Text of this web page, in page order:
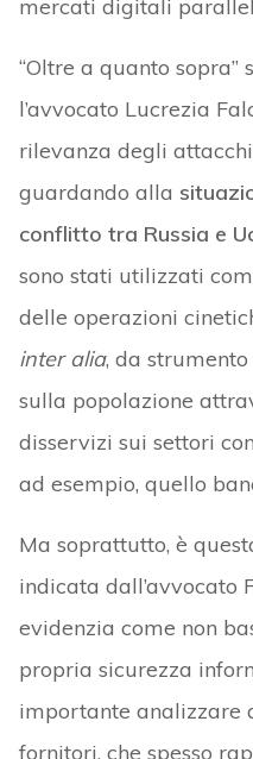
mercati digitali
“Oltre a quanto sopra”
l’avvocato Lucrezia
rilevanza degli
guardando alla
conflitto tra Russia e
sono stati utilizzati
delle operazioni
inter alia, da
sulla popolazione
disservizi sui settori
ad esempio, quello
Ma soprattutto, è
indicata dall’avvocato
evidenzia come non
propria sicurezza
importante analizzare
fornitori, che spesso